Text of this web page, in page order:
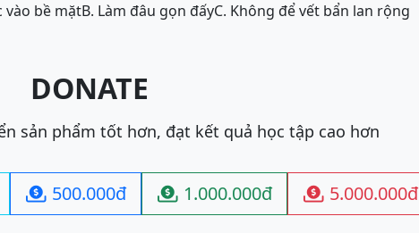
vào bề mặtB. Làm đâu gọn đấyC. Không để vết bẩn lan rộng
DONATE
sản phẩm tốt hơn, đạt kết quả học tập cao hơn
 500.000đ  1.000.000đ  5.000.000đ